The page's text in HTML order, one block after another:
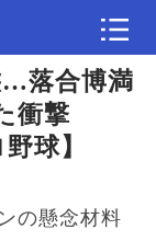
…落合博満
衝撃
球】
の懸念材料